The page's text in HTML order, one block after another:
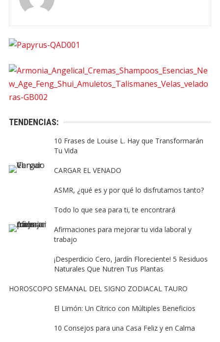
TENDENCIAS:
10 Frases de Louise L. Hay que Transformarán
Tu Vida
CARGAR EL VENADO
ASMR, ¿qué es y por qué lo disfrutamos tanto?
Todo lo que sea para ti, te encontrará
Afirmaciones para mejorar tu vida laboral y
trabajo
¡Desperdicio Cero, Jardín Floreciente! 5 Residuos
Naturales Que Nutren Tus Plantas
HOROSCOPO SEMANAL DEL SIGNO ZODIACAL TAURO
El Limón: Un Cítrico con Múltiples Beneficios
10 Consejos para una Casa Feliz y en Calma